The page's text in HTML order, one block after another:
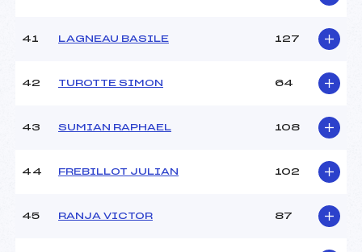
41 LAGNEAU BASILE 127
42 TUROTTE SIMON 64
43 SUMIAN RAPHAEL 108
44 FREBILLOT JULIAN 102
45 RANJA VICTOR 87